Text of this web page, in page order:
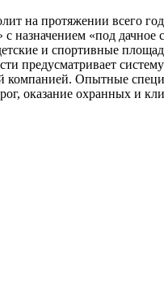
на протяжении всего
«под дачное
и спортивные
предусматривает
компанией. Опытные
оказание охранных и